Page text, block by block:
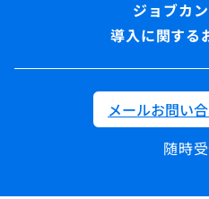
導入に関する
メールお問い
随時